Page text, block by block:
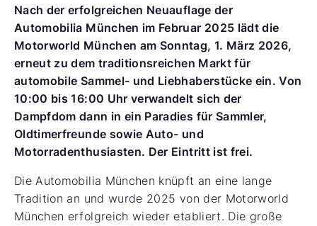
Nach der erfolgreichen Neuauflage der
Automobilia München im Februar 2025 lädt die
Motorworld München am Sonntag, 1. März 2026,
erneut zu dem traditionsreichen Markt für
automobile Sammel- und Liebhaberstücke ein. Von
10:00 bis 16:00 Uhr verwandelt sich der
Dampfdom dann in ein Paradies für Sammler,
Oldtimerfreunde sowie Auto- und
Motorradenthusiasten. Der Eintritt ist frei.
Die Automobilia München knüpft an eine lange
Tradition an und wurde 2025 von der Motorworld
München erfolgreich wieder etabliert. Die große